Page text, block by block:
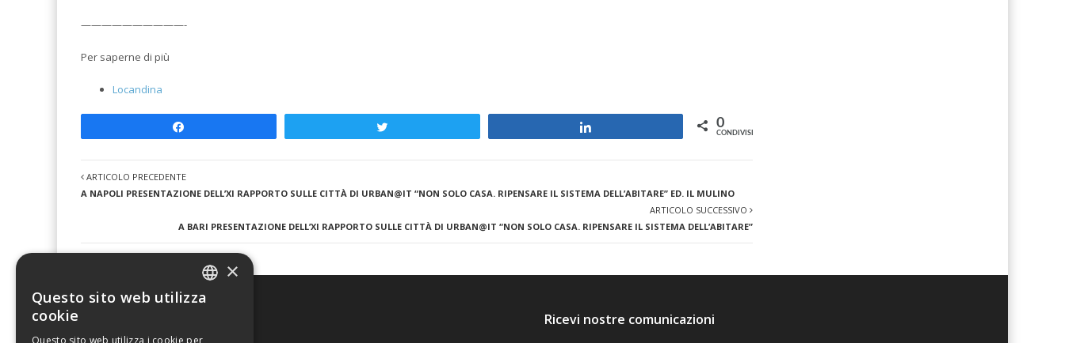
——————————-
Per saperne di più
Locandina
0
CONDIVISIONI
ARTICOLO PRECEDENTE
A NAPOLI PRESENTAZIONE DELL’XI RAPPORTO SULLE CITTÀ DI URBAN@IT “NON SOLO CASA. RIPENSARE IL SISTEMA DELL’ABITARE” ED. IL MULINO
ARTICOLO SUCCESSIVO
A BARI PRESENTAZIONE DELL’XI RAPPORTO SULLE CITTÀ DI URBAN@IT “NON SOLO CASA. RIPENSARE IL SISTEMA DELL’ABITARE”
Ricevi nostre comunicazioni
ITALIAN
×
Questo sito web utilizza
cookie
Questo sito web utilizza i cookie per